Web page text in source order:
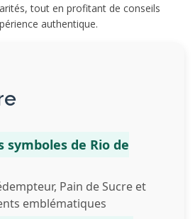
tout en profitant de conseils
authentique.
symboles de Rio de
Pain de Sucre et
emblématiques